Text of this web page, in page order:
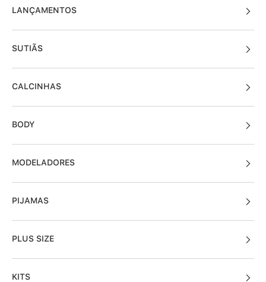
LANÇAMENTOS
SUTIÃS
CALCINHAS
BODY
MODELADORES
PIJAMAS
PLUS SIZE
KITS